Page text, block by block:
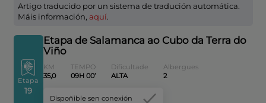
Artigo traducido por un sistema de tradución automática.
Máis información, aquí.
Etapa
19
Etapa de Salamanca ao Cubo da Terra do
Viño
KM
35,0
TEMPO
09H 00’
Dificultade
ALTA
Albergues
2
Dispoñible sen conexión